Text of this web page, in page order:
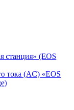
станция» (EOS
тока (AC) «EOS